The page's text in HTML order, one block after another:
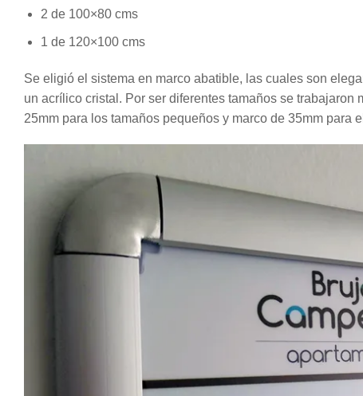
2 de 100×80 cms
1 de 120×100 cms
Se eligió el sistema en marco abatible, las cuales son
un acrílico cristal. Por ser diferentes tamaños se
25mm para los tamaños pequeños y marco de 35mm para